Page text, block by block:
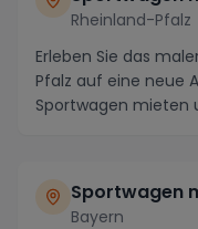
Rheinland-Pfalz
Erleben Sie das
Pfalz auf eine neue
Sportwagen mieten
Sportwagen
Bayern